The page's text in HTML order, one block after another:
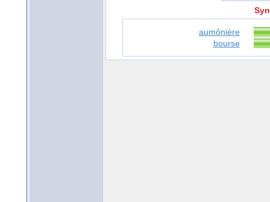
aumônière
bourse